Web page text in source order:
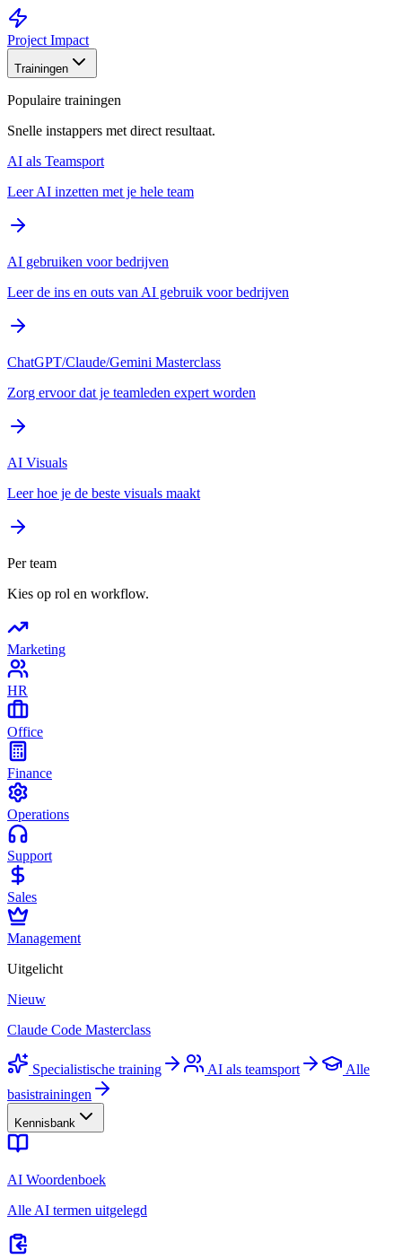
Project Impact
Trainingen
Populaire trainingen
Snelle instappers met direct resultaat.
AI als Teamsport
Leer AI inzetten met je hele team
AI gebruiken voor bedrijven
Leer de ins en outs van AI gebruik voor bedrijven
ChatGPT/Claude/Gemini Masterclass
Zorg ervoor dat je teamleden expert worden
AI Visuals
Leer hoe je de beste visuals maakt
Per team
Kies op rol en workflow.
Marketing
HR
Office
Finance
Operations
Support
Sales
Management
Uitgelicht
Nieuw
Claude Code Masterclass
Specialistische training AI als teamsport
Alle
basistrainingen
Kennisbank
AI Woordenboek
Alle AI termen uitgelegd